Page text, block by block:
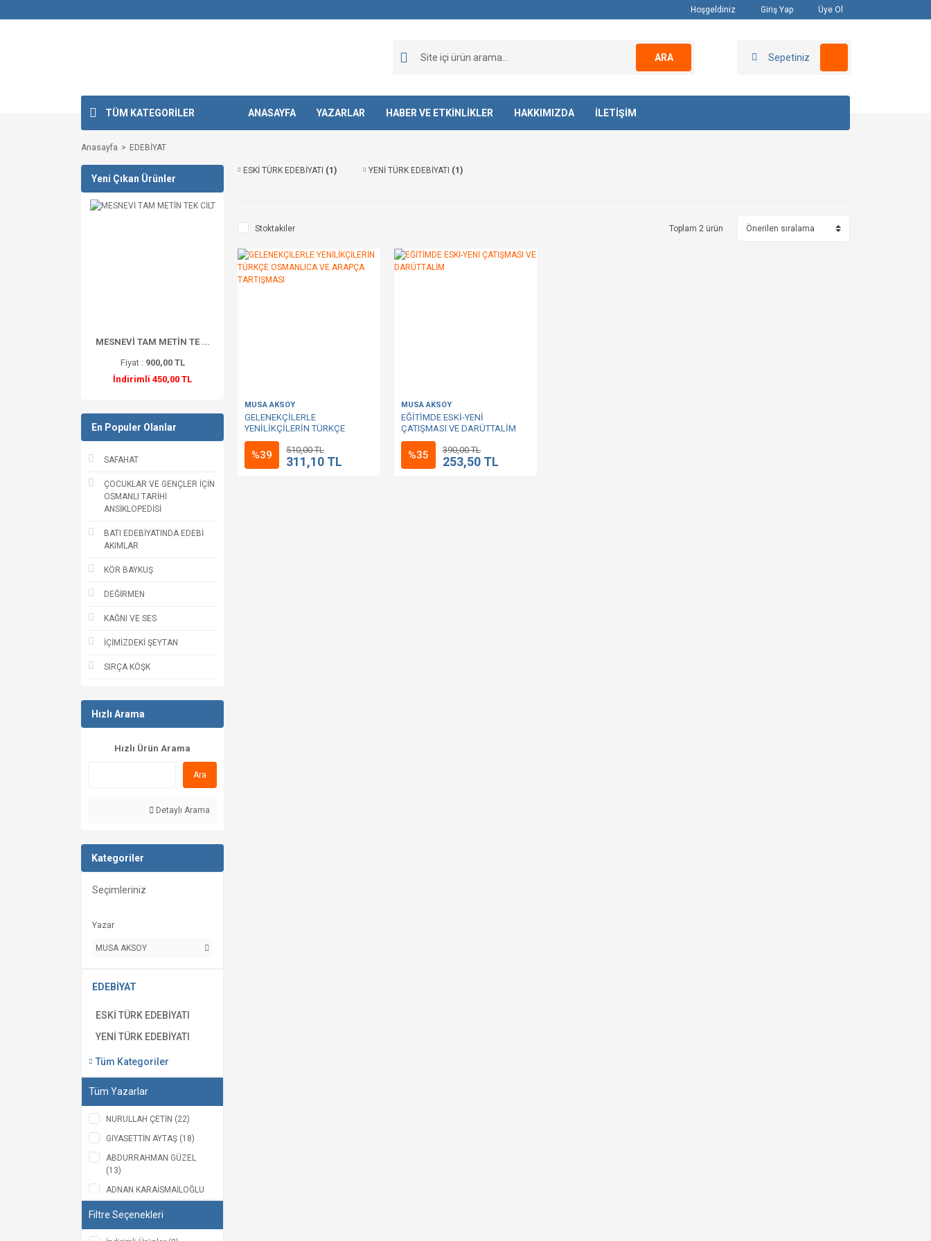
Hoşgeldiniz Giriş Yap Üye Ol
ARA Sepetiniz
TÜM KATEGORİLER ANASAYFA YAZARLAR HABER VE ETKİNLİKLER HAKKIMIZDA İLETİŞİM
Anasayfa EDEBİYAT
Yeni Çıkan Ürünler
MESNEVİ TAM METİN TE ...
Fiyat : 900,00 TL
İndirimli 450,00 TL
En Populer Olanlar
SAFAHAT
ÇOCUKLAR VE GENÇLER İÇİN
OSMANLI TARİHİ
ANSİKLOPEDİSİ
BATI EDEBİYATINDA EDEBİ
AKIMLAR
KÖR BAYKUŞ
DEĞİRMEN
KAĞNI VE SES
İÇİMİZDEKİ ŞEYTAN
SIRÇA KÖŞK
Hızlı Arama
Hızlı Ürün Arama
Ara
Detaylı Arama
Kategoriler
Seçimleriniz
Yazar
MUSA AKSOY
EDEBİYAT
ESKİ TÜRK EDEBİYATI
YENİ TÜRK EDEBİYATI
Tüm Kategoriler
Tüm Yazarlar
NURULLAH ÇETİN (22)
GIYASETTİN AYTAŞ (18)
ABDURRAHMAN GÜZEL
(13)
ADNAN KARAİSMAİLOĞLU
(12)
VEYSEL ŞAHİN (11)
Filtre Seçenekleri
ESKİ TÜRK EDEBİYATI (1) YENİ TÜRK EDEBİYATI (1)
Stoktakiler Toplam 2 ürün
MUSA AKSOY
GELENEKÇİLERLE
YENİLİKÇİLERİN TÜRKÇE
OSMANLICA VE ARAPÇA
TARTIŞMASI
%39 510,00 TL
311,10 TL
MUSA AKSOY
EĞİTİMDE ESKİ-YENİ
ÇATIŞMASI VE DARÜTTALİM
%35 390,00 TL
253,50 TL